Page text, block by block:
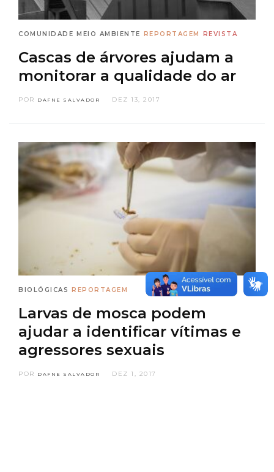
COMUNIDADE MEIO AMBIENTE REPORTAGEM REVISTA
Cascas de árvores ajudam a
monitorar a qualidade do ar
POR DAFNE SALVADOR DEZ 13, 2017
BIOLÓGICAS REPORTAGEM
Larvas de mosca podem
ajudar a identificar vítimas e
agressores sexuais
POR DAFNE SALVADOR DEZ 1, 2017